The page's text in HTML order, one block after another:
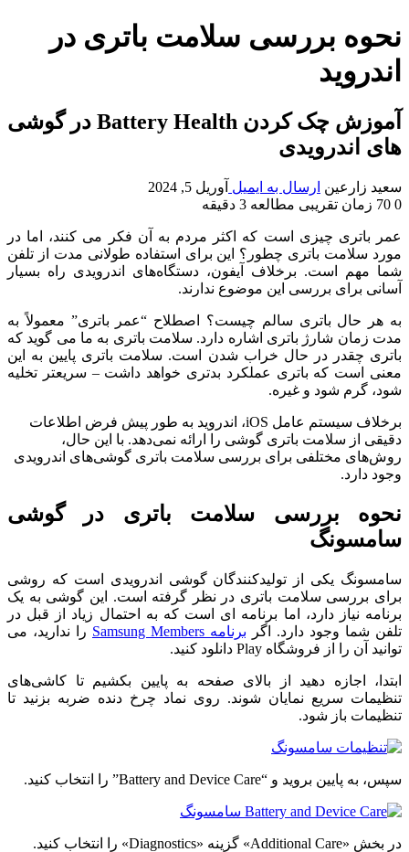
نحوه بررسی سلامت باتری در
اندروید
آموزش چک کردن Battery Health در گوشی
های اندرویدی
سعید زارعین ارسال به ایمیل آوریل 5, 2024
0
زمان تقریبی مطالعه 3 دقیقه
عمر باتری چیزی است که اکثر مردم به آن فکر می کنند، اما در
مورد سلامت باتری چطور؟ این برای استفاده طولانی مدت از تلفن
شما مهم است. برخلاف آیفون، دستگاه‌های اندرویدی راه بسیار
آسانی برای بررسی این موضوع ندارند.
به هر حال باتری سالم چیست؟ اصطلاح “عمر باتری” معمولاً به
مدت زمان شارژ باتری اشاره دارد. سلامت باتری به ما می گوید که
باتری چقدر در حال خراب شدن است. سلامت باتری پایین به این
معنی است که باتری عملکرد بدتری خواهد داشت – سریعتر تخلیه
شود، گرم شود و غیره.
برخلاف سیستم عامل iOS، اندروید به طور پیش فرض اطلاعات
دقیقی از سلامت باتری گوشی را ارائه نمی‌دهد. با این حال،
روش‌های مختلفی برای بررسی سلامت باتری گوشی‌های اندرویدی
وجود دارد.
نحوه بررسی سلامت باتری در گوشی
سامسونگ
سامسونگ یکی از تولیدکنندگان گوشی اندرویدی است که روشی
برای بررسی سلامت باتری در نظر گرفته است. این گوشی به یک
برنامه نیاز دارد، اما برنامه ای است که به احتمال زیاد از قبل در
تلفن شما وجود دارد. اگر برنامه Samsung Members
را ندارید، می
توانید آن را از فروشگاه Play دانلود کنید.
ابتدا، اجازه دهید از بالای صفحه به پایین بکشیم تا کاشی‌های
تنظیمات سریع نمایان شوند. روی نماد چرخ دنده ضربه بزنید تا
تنظیمات باز شود.
سپس، به پایین بروید و “Battery and Device Care” را انتخاب کنید.
در بخش «Additional Care» گزینه «Diagnostics» را انتخاب کنید.